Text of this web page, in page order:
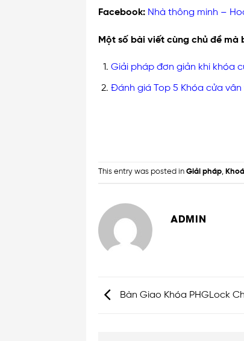
Facebook: Nhà thông minh –
Một số bài viết cùng chủ đề mà
Giải pháp đơn giản khi khóa
Đánh giá Top 5 Khóa cửa
This entry was posted in Giải pháp,
ADMIN
Bàn Giao Khóa PHGLock